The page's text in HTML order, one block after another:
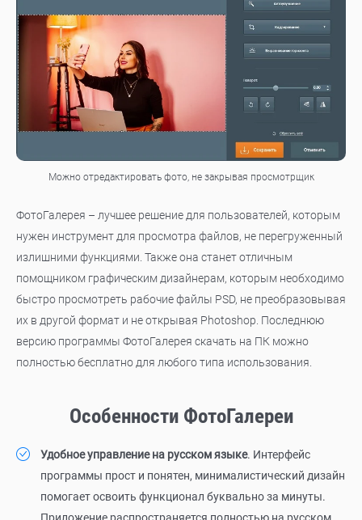
Можно отредактировать фото, не закрывая просмотрщик
ФотоГалерея – лучшее решение для пользователей, которым
нужен инструмент для просмотра файлов, не перегруженный
излишними функциями. Также она станет отличным
помощником графическим дизайнерам, которым необходимо
быстро просмотреть рабочие файлы PSD, не преобразовывая
их в другой формат и не открывая Photoshop. Последнюю
версию программы ФотоГалерея скачать на ПК можно
полностью бесплатно для любого типа использования.
Особенности ФотоГалереи
Удобное управление на русском языке. Интерфейс
программы прост и понятен, минималистический дизайн
помогает освоить функционал буквально за минуты.
Приложение распространяется полностью на русском